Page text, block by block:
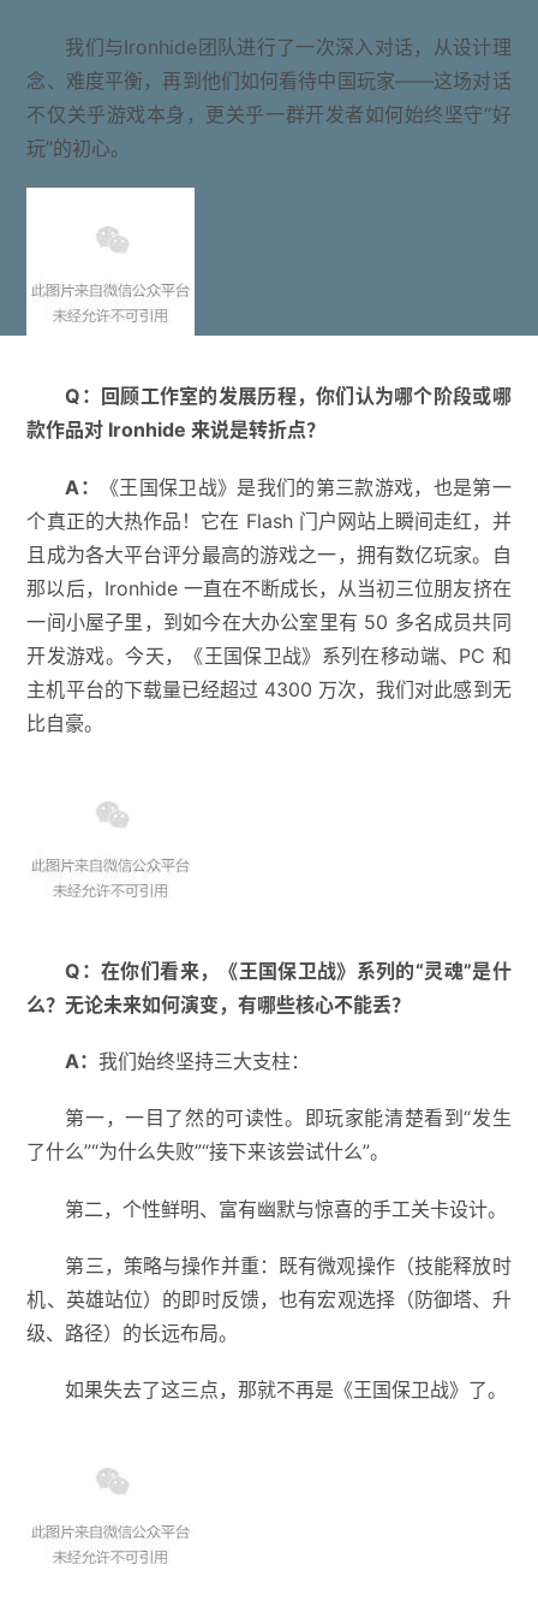
我们与Ironhide团队进行了一次深入对话，从设计理
念、难度平衡，再到他们如何看待中国玩家——这场对话
不仅关乎游戏本身，更关乎一群开发者如何始终坚守“好
玩”的初心。
Q ：
回顾工作室的发展历程，你们认为哪个阶段或哪
款作品对 Ironhide来说是转折点？
A ：
《王国保卫战》是我们的第三款游戏，也是第一
个真正的大热作品！它在 Flash 门户网站上瞬间走红，并
且成为各大平台评分最高的游戏之一，拥有数亿玩家。自
那以后，Ironhide 一直在不断成长，从当初三位朋友挤在
一间小屋子里，到如今在大办公室里有 50 多名成员共同
开发游戏。今天，《王国保卫战》系列在移动端、PC 和
主机平台的下载量已经超过 4300 万次，我们对此感到无
比自豪。
Q ：在你们看来，《王国保卫战》系列的“灵魂”是什
么？无论未来如何演变，有哪些核心不能丢？
A：我们始终坚持三大支柱：
第一，一目了然的可读性。即玩家能清楚看到“发生
了什么”“为什么失败”“接下来该尝试什么”。
第二，个性鲜明、富有幽默与惊喜的手工关卡设计。
第三，策略与操作并重：既有微观操作（技能释放时
机、英雄站位）的即时反馈，也有宏观选择（防御塔、升
级、路径）的长远布局。
如果失去了这三点，那就不再是《王国保卫战》了。